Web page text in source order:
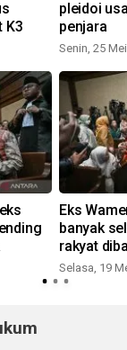
K3
pleidoi
penjara
Senin, 25
Eks
banyak
rakyat
Selasa, 19